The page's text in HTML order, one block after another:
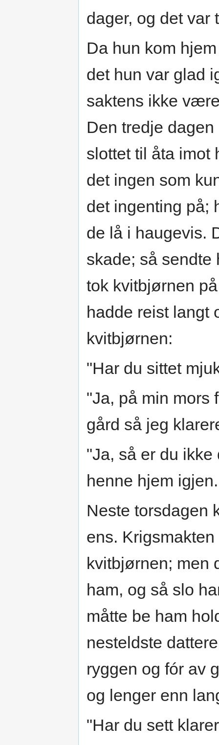
dager, og det var
Da hun kom
det hun var glad
saktens ikke
Den tredje
slottet til åta imot
det ingen som
det ingenting på;
de lå i haugevis.
skade; så sendte
tok kvitbjørnen
hadde reist langt
kvitbjørnen:
"Har du sittet
"Ja, på min mors
gård så jeg
"Ja, så er du
henne hjem igjen.
Neste torsdagen
ens.
kvitbjørnen; men
ham, og så slo
måtte be ham
nesteldste
ryggen og fór av
og lenger enn
"Har du sett